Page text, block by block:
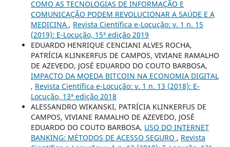
COMO AS TECNOLOGIAS DE INFORMAÇÃO E
COMUNICAÇÃO PODEM REVOLUCIONAR A SAÚDE E A
MEDICINA , Revista Científica e-Locução: v. 1 n. 15
(2019): E-Locução, 15ª edição 2019
EDUARDO HENRIQUE CENCIANI ALVES ROCHA,
PATRÍCIA KLINKERFUS DE CAMPOS, VIVIANE RAMALHO
DE AZEVEDO, JOSÉ EDUARDO DO COUTO BARBOSA,
IMPACTO DA MOEDA BITCOIN NA ECONOMIA DIGITAL
, Revista Científica e-Locução: v. 1 n. 13 (2018): E-
Locução, 13ª edição 2018
ALESSANDRO WIKANSKI, PATRÍCIA KLINKERFUS DE
CAMPOS, VIVIANE RAMALHO DE AZEVEDO, JOSÉ
EDUARDO DO COUTO BARBOSA, USO DO INTERNET
BANKING: MÉTODOS DE ACESSO SEGURO , Revista